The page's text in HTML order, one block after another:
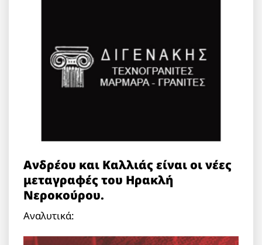
Ανδρέου και Καλλιάς είναι οι νέες
μεταγραφές του Ηρακλή
Νεροκούρου.
Αναλυτικά: